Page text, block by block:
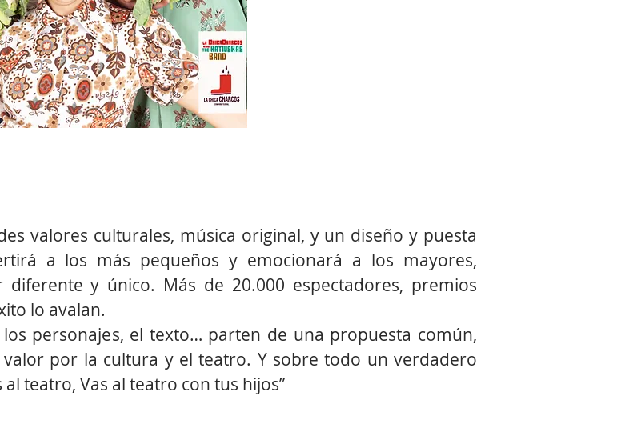
valores culturales, música original, y un diseño y puesta
a los más pequeños y emocionará a los mayores,
y único. Más de 20.000 espectadores, premios
lo avalan.
personajes, el texto… parten de una propuesta común,
por la cultura y el teatro. Y sobre todo un verdadero
al teatro, Vas al teatro con tus hijos”